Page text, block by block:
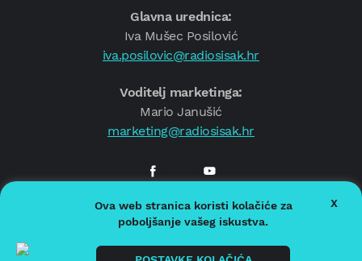
Glavna urednica:
Iva Mušec Posilović
iva.posilovic@radiosisak.hr
Voditelj marketinga:
Mario Janušić
marketing@radiosisak.hr
© 2026.Radio Sisak
Politika privatnosti
Politika kolačića
Ova web stranica koristi kolačiće za
poboljšanje vašeg iskustva.
X